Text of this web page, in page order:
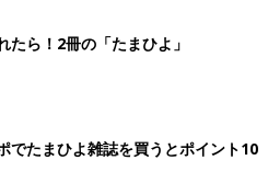
・・・」
たら！2冊の「たまひよ」
でたまひよ雑誌を買うとポイント10